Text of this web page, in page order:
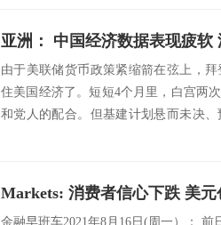
亚洲： 中国经济数据表现疲软
由于美联储货币政策紧缩箭在弦上，
住美国经济了。短短4个月里，白宫两
和党人的配合。但基建计划悬而未决
Markets: 消费者信心下跌 美
金融早班车2021年8月16日(周一）： 前